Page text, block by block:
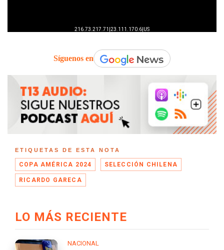
Síguenos en
ETIQUETAS DE ESTA NOTA
COPA AMÉRICA 2024 SELECCIÓN CHILENA
RICARDO GARECA
LO MÁS RECIENTE
NACIONAL